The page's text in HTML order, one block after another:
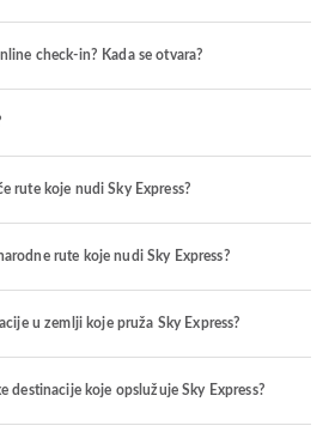
check-in? Kada se otvara?
rute koje nudi Sky Express?
rute koje nudi Sky Express?
u zemlji koje pruža Sky Express?
destinacije koje opslužuje Sky Express?